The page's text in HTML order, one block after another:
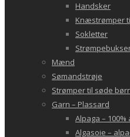
Handsker
Knæstrømper
Sokletter
Mænd
Sømandstrøje
Strømper til søde
Garn – Plassard
Alpaga – 100%
Algasoie –